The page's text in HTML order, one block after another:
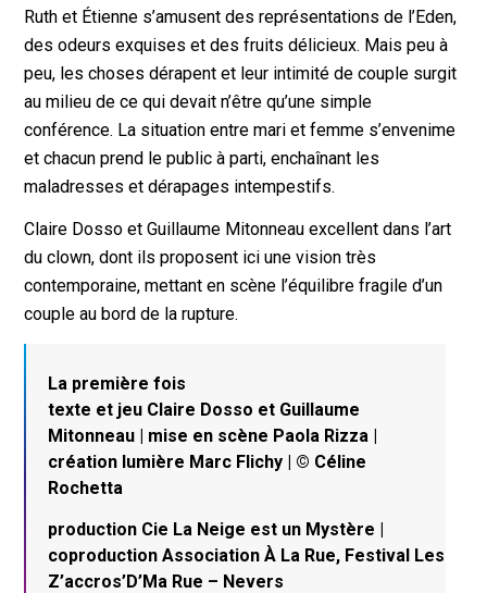
Ruth et Étienne s’amusent des représentations de l’Eden,
des odeurs exquises et des fruits délicieux. Mais peu à
peu, les choses dérapent et leur intimité de couple surgit
au milieu de ce qui devait n’être qu’une simple
conférence. La situation entre mari et femme s’envenime
et chacun prend le public à parti, enchaînant les
maladresses et dérapages intempestifs.
Claire Dosso et Guillaume Mitonneau excellent dans l’art
du clown, dont ils proposent ici une vision très
contemporaine, mettant en scène l’équilibre fragile d’un
couple au bord de la rupture.
La première fois
texte et jeu Claire Dosso et Guillaume
Mitonneau | mise en scène Paola Rizza |
création lumière Marc Flichy | © Céline
Rochetta
production Cie La Neige est un Mystère |
coproduction Association À La Rue, Festival Les
Z’accros’D’Ma Rue – Nevers